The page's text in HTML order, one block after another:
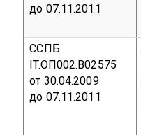
до 07.11.2011
ССПБ.
IT.ОП002.В02575
от 30.04.2009
до 07.11.2011